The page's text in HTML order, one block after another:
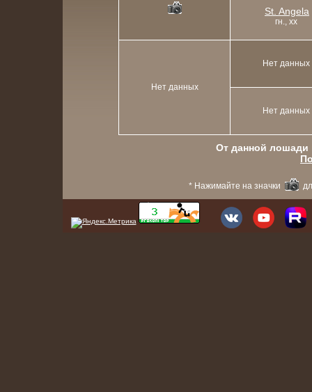
St. Angela
гн., xx
Нет данных
Нет данных
Нет данных
От данной лошади
* Нажимайте на значки